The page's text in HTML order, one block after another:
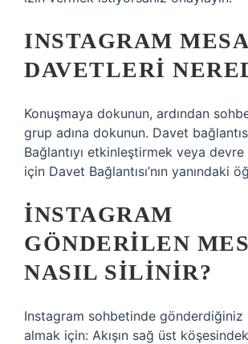
INSTAGRAM
DAVETLERI
Konuşmaya dokunun, ardından
grup adına dokunun. Davet
Bağlantıyı etkinleştirmek veya devre
için Davet Bağlantısı’nın yanındaki
İNSTAGRAM
GÖNDERILEN
NASIL SILINIR?
Instagram sohbetinde gönderdiğiniz
almak için: Akışın sağ üst